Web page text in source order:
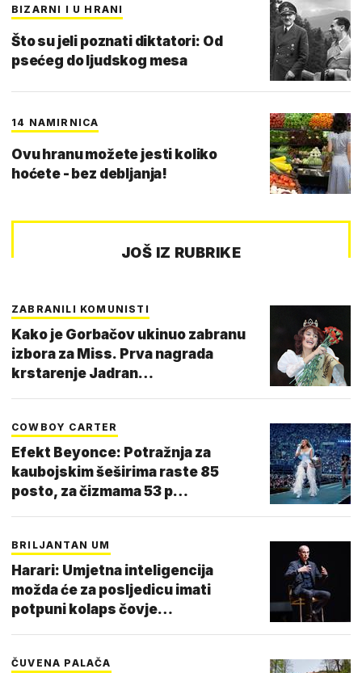
BIZARNI I U HRANI
Što su jeli poznati diktatori: Od
psećeg do ljudskog mesa
14 NAMIRNICA
Ovu hranu možete jesti koliko
hoćete - bez debljanja!
JOŠ IZ RUBRIKE
ZABRANILI KOMUNISTI
Kako je Gorbačov ukinuo zabranu
izbora za Miss. Prva nagrada
krstarenje Jadran…
COWBOY CARTER
Efekt Beyonce: Potražnja za
kaubojskim šeširima raste 85
posto, za čizmama 53 p…
BRILJANTAN UM
Harari: Umjetna inteligencija
možda će za posljedicu imati
potpuni kolaps čovje…
ČUVENA PALAČA